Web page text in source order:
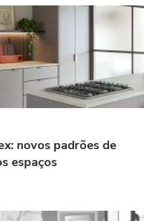
novos padrões de
espaços